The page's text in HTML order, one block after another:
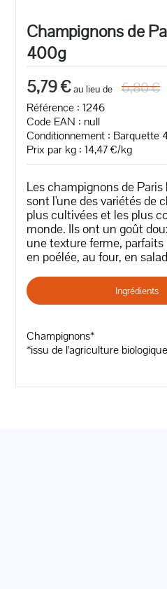
Champignons de
400g
5,79 €au lieu de 6,80 €
Référence : 1246
Code EAN : null
Conditionnement : Barquette
Prix par kg : 14,47 €/kg
Les champignons de
sont l'une des variétés de
plus cultivées et les plus
monde. Ils ont un goût
une texture ferme,
en poélée, au four, en
Ingrédients
Champignons*
*issu de l'agriculture biologique